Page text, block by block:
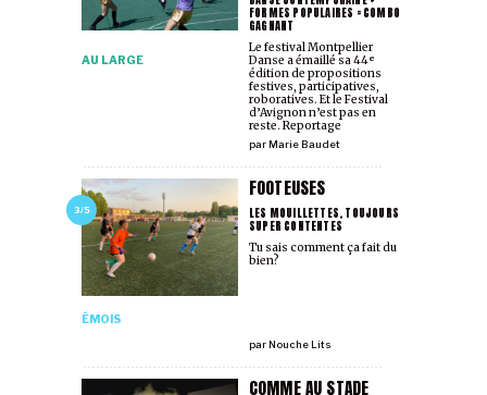
FORMES POPULAIRES = COMBO
GAGNANT
AU LARGE
parMarie Baudet
Le festival Montpellier
Danse a émaillé sa 44ᵉ
édition de propositions
festives, participatives,
roboratives. Et le Festival
d’Avignon n’est pas en
reste. Reportage
3/5
FOOTEUSES
LES MOUILLETTES, TOUJOURS
SUPER CONTENTES
ÉMOIS
parNouche Lits
Tu sais comment ça fait du
bien?
COMME AU STADE